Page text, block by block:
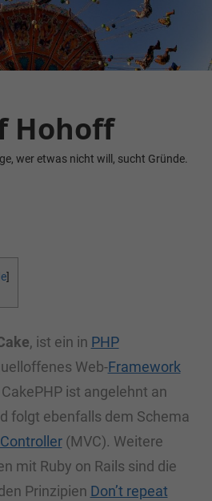
Hohoff
wer etwas nicht will, sucht Gründe.
]
, ist ein in PHP
Web-Framework
ist angelehnt an
folgt ebenfalls dem Schema
(MVC). Weitere
mit Ruby on Rails sind die
Prinzipien Don’t repeat